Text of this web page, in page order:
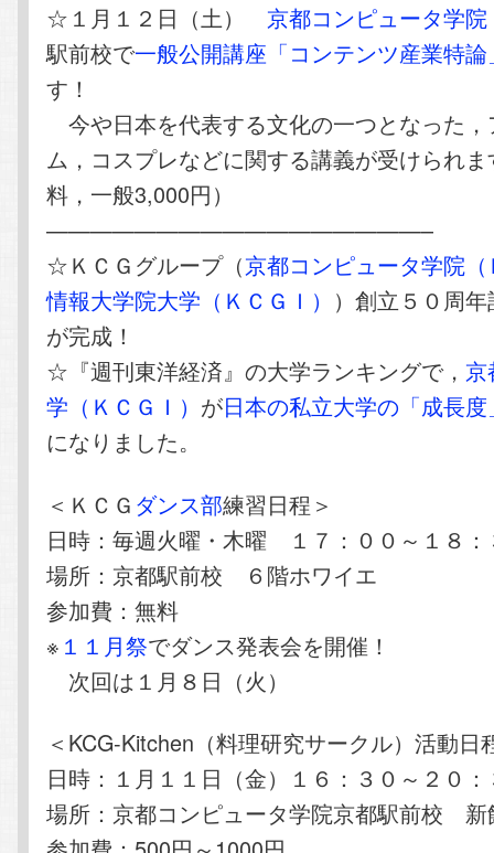
☆１月１２日（土） 京都コンピュータ学
駅前校で一般公開講座「コンテンツ産業特論
す！
今や日本を代表する文化の一つとなった
ム，コスプレなどに関する講義が受けられ
料，一般3,000円）
—————————————————–
☆ＫＣＧグループ（京都コンピュータ学院
情報大学院大学（ＫＣＧＩ） ）創立５０周
が完成！
☆『週刊東洋経済』の大学ランキングで，
学（ＫＣＧＩ） が日本の私立大学の「成長
になりました。
＜ＫＣＧ ダンス部練習日程＞
日時：毎週火曜・木曜 １７：００～１８：
場所：京都駅前校 ６階ホワイエ
参加費：無料
※ １１月祭でダンス発表会を開催！
次回は１月８日（火）
＜KCG-Kitchen（料理研究サークル）活動日
日時：１月１１日（金）１６：３０～２０
場所：京都コンピュータ学院京都駅前校 新